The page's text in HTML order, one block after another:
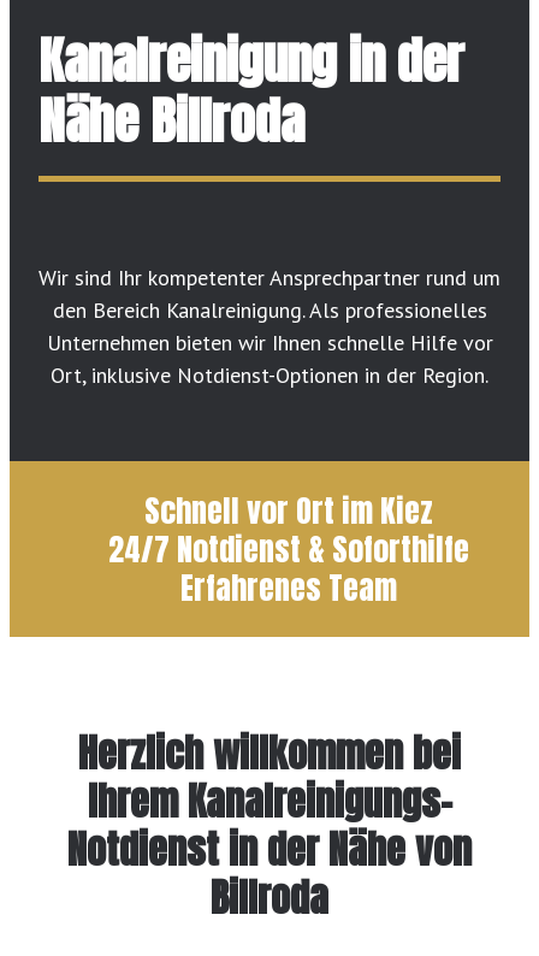
Kanalreinigung in der
Nähe Billroda
Wir sind Ihr kompetenter Ansprechpartner rund um
den Bereich Kanalreinigung. Als professionelles
Unternehmen bieten wir Ihnen schnelle Hilfe vor
Ort, inklusive Notdienst-Optionen in der Region.
Schnell vor Ort im Kiez
24/7 Notdienst & Soforthilfe
Erfahrenes Team
Herzlich willkommen bei
Ihrem Kanalreinigungs-
Notdienst in der Nähe von
Billroda